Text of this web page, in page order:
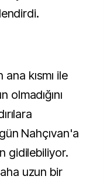
kısmı ile
Nahçıvan'a
gidilebiliyor.
uzun bir